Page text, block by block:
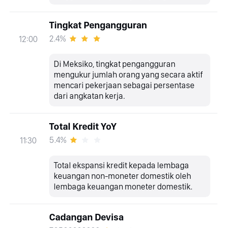
12:00
Tingkat Pengangguran
2.4%
Di Meksiko, tingkat pengangguran
mengukur jumlah orang yang secara aktif
mencari pekerjaan sebagai persentase
dari angkatan kerja.
11:30
Total Kredit YoY
5.4%
Total ekspansi kredit kepada lembaga
keuangan non-moneter domestik oleh
lembaga keuangan moneter domestik.
Cadangan Devisa